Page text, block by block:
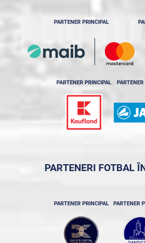
PARTENER PRINCIPAL
PARTENER PRINCIPAL
PARTENERI FOTBAL
PARTENER PRINCIPAL PARTENER